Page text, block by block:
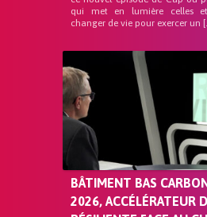
qui met en lumière celles
changer de vie pour exercer un
BÂTIMENT BAS
2026, ACCÉLÉRATEUR